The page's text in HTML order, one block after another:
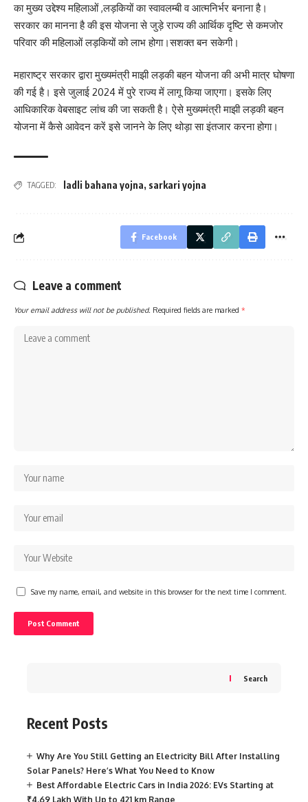
का मुख्य उद्देश्य महिलाओं ,लड़कियों का स्वावलम्बी व आत्मनिर्भर बनाना है।
सरकार का मानना है की इस योजना से जुड़े राज्य की आर्थिक दृष्टि से कमजोर
परिवार की महिलाओं लड़कियों को लाभ होगा।सशक्त बन सकेगी।
महाराष्ट्र सरकार द्वारा मुख्यमंत्री माझी लड़की बहन योजना की अभी मात्र घोषणा
की गई है। इसे जुलाई 2024 में पुरे राज्य में लागू किया जाएगा। इसके लिए
आधिकारिक वेबसाइट लांच की जा सकती है। ऐसे मुख्यमंत्री माझी लड़की बहन
योजना में कैसे आवेदन करें इसे जानने के लिए थोड़ा सा इंतजार करना होगा।
TAGGED: ladli bahana yojna, sarkari yojna
Facebook
Leave a comment
Your email address will not be published. Required fields are marked *
Save my name, email, and website in this browser for the next time I comment.
Search
Recent Posts
Why Are You Still Getting an Electricity Bill After Installing
Solar Panels? Here’s What You Need to Know
Best Affordable Electric Cars in India 2026: EVs Starting at
₹4.69 Lakh With Up to 421 km Range